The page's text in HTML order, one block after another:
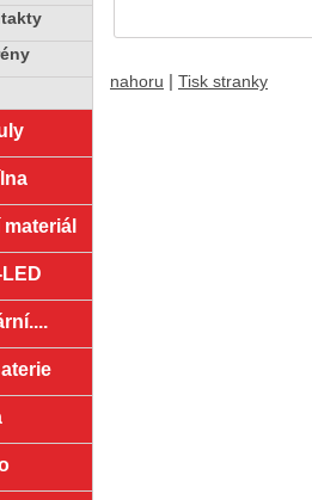
nahoru Tisk stranky